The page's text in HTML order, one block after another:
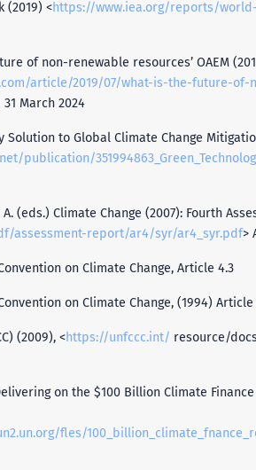
(2019) <https://www.iea.org/reports/
of non-renewable resources’ OAEM
article/2019/07/what-is-the-future-of-
March 2024
Solution to Global Climate Change
A. (eds.) Climate Change (2007): Fourth
assessment-report/ar4/syr/ar4_syr.pdf>
on Climate Change, Article 4.3
on Climate Change, (1994) Article
(2009), <https://unfccc.int/ resource/
on the $100 Billion Climate
fles/